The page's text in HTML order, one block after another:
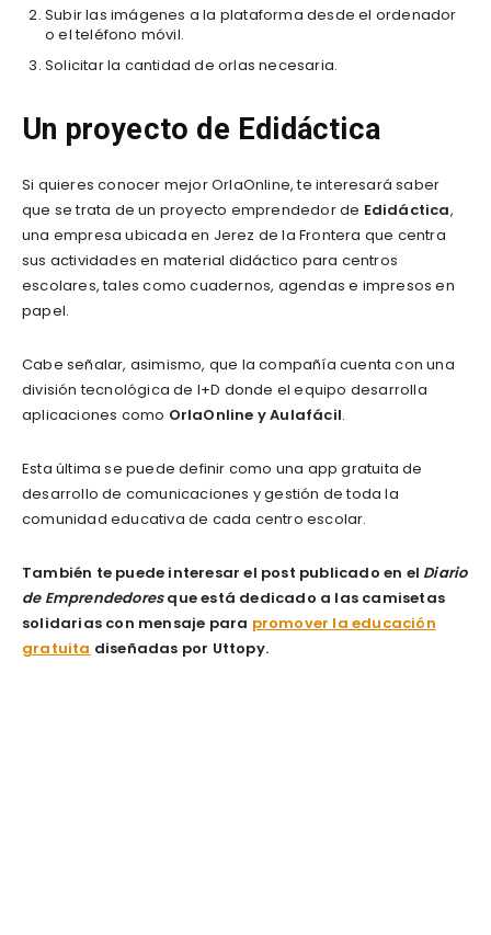
Subir las imágenes a la plataforma desde el ordenador
o el teléfono móvil.
Solicitar la cantidad de orlas necesaria.
Un proyecto de Edidáctica
Si quieres conocer mejor OrlaOnline, te interesará saber
que se trata de un proyecto emprendedor de Edidáctica,
una empresa ubicada en Jerez de la Frontera que centra
sus actividades en material didáctico para centros
escolares, tales como cuadernos, agendas e impresos en
papel.
Cabe señalar, asimismo, que la compañía cuenta con una
división tecnológica de I+D donde el equipo desarrolla
aplicaciones como OrlaOnline y Aulafácil.
Esta última se puede definir como una app gratuita de
desarrollo de comunicaciones y gestión de toda la
comunidad educativa de cada centro escolar.
También te puede interesar el post publicado en el Diario
de Emprendedoresque está dedicado a las camisetas
solidarias con mensaje para promover la educación
gratuita diseñadas por Uttopy.